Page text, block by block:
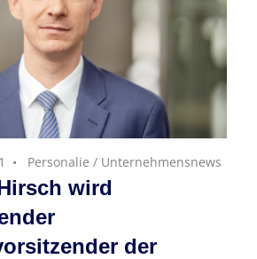
Personalie / Unternehmensnews
wird
der